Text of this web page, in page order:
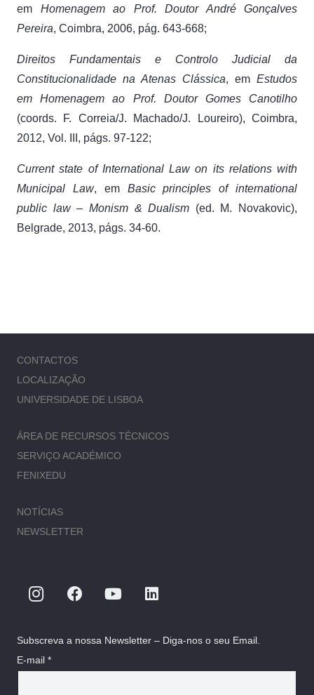
em Homenagem ao Prof. Doutor André Gonçalves
Pereira, Coimbra, 2006, pág. 643-668;
Direitos Fundamentais e Controlo Judicial da
Constitucionalidade na Atenas Clássica, em Estudos
em Homenagem ao Prof. Doutor Gomes Canotilho
(coords. F. Correia/J. Machado/J. Loureiro), Coimbra,
2012, Vol. III, págs. 97-122;
Current state of International Law on its relations with
Municipal Law, em Basic principles of international
public law – Monism & Dualism (ed. M. Novakovic),
Belgrade, 2013, págs. 34-60.
CONTACTOS
LOCALIZAÇÃO
UNIVERSIDADE DE LISBOA
ÁREA DE RECURSOS TÉCNICOS
SERVIÇO ACADÉMICO
FENIXEDU
NOTÍCIAS
NEWSLETTER
Subscreva a nossa Newsletter – Diga-nos o seu Email.
E-mail *